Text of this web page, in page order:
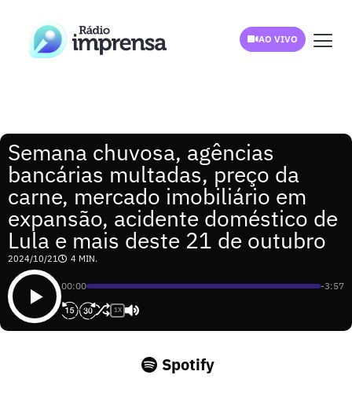
AO VIVO
Semana chuvosa, agências
bancárias multadas, preço da
carne, mercado imobiliário em
expansão, acidente doméstico de
Lula e mais deste 21 de outubro
2024/10/21 4 MIN.
00:00 -3:57
1X
Spotify